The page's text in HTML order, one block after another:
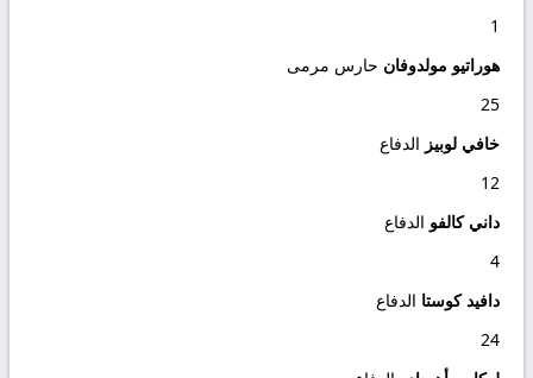
1
هوراتيو مولدوفان حارس مرمى
25
خافي لوبيز الدفاع
12
داني كالفو الدفاع
4
دافيد كوستا الدفاع
24